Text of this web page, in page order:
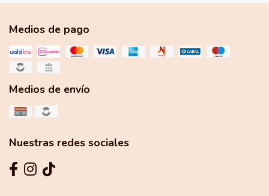
Medios de pago
Medios de envío
Nuestras redes sociales